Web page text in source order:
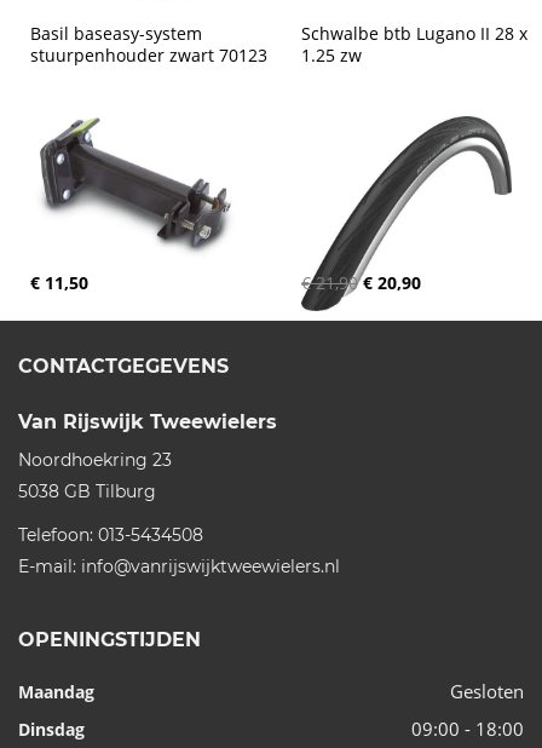
Basil baseasy-system
stuurpenhouder zwart 70123
€ 11,50
Schwalbe btb Lugano II 28 x
1.25 zw
€ 21,90 € 20,90
CONTACTGEGEVENS
Van Rijswijk Tweewielers
Noordhoekring 23
5038 GB Tilburg
Telefoon: 013-5434508
E-mail: info@vanrijswijktweewielers.nl
OPENINGSTIJDEN
Maandag Gesloten
Dinsdag 09:00 - 18:00